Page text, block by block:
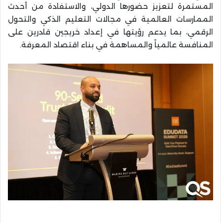
المستمرة لتعزيز حضورها الدولي، والاستفادة من أحدث
الممارسات العالمية في مجالات التعليم الذكي والتحول
الرقمي، بما يدعم رؤيتها في إعداد خريجين قادرين على
المنافسة عالمياً والمساهمة في بناء اقتصاد المعرفة.